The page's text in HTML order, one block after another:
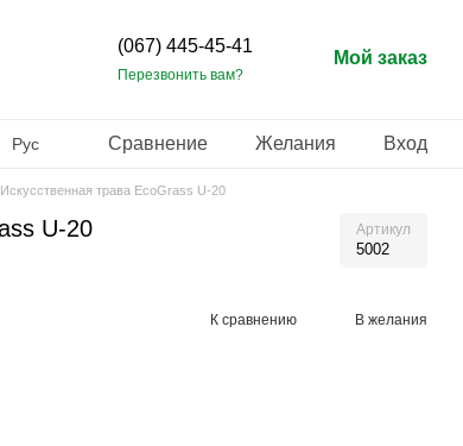
(067) 445-45-41
Перезвонить вам?
Мой заказ
Рус Сравнение Желания Вход
Искусственная трава EcoGrass U-20
U-20 Артикул
5002
К сравнению В желания